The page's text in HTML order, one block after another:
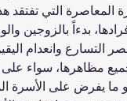
التي تفتقد
بدءاً بالزوجين
التسارع وانعدام
جميع مظاهرها، سواء
ما يفرض على الأسرة